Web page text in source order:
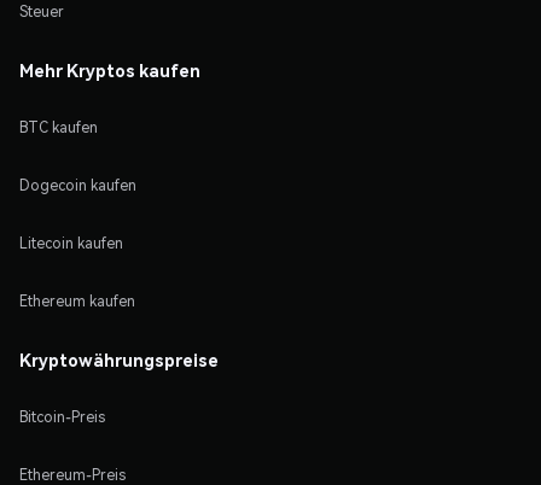
Steuer
Mehr Kryptos kaufen
BTC kaufen
Dogecoin kaufen
Litecoin kaufen
Ethereum kaufen
Kryptowährungspreise
Bitcoin-Preis
Ethereum-Preis